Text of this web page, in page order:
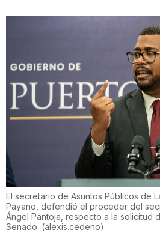
El secretario de Asuntos Públicos de
Payano, defendió el proceder del
Ángel Pantoja, respecto a la solicitud
Senado. (alexis.cedeno)